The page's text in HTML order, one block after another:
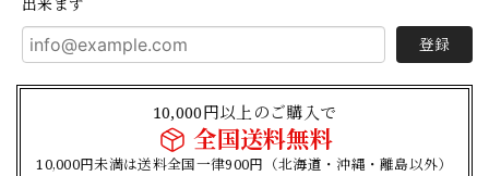
登録
10,000円以上のご購入で
全国送料無料
10,000円未満は送料全国一律900円（北海道・沖縄・離島以外）